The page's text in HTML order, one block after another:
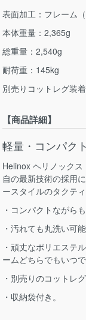
表面加工：フレーム（
本体重量：2,365g
総重量：2,540g
耐荷重：145kg
別売りコットレグ装
【商品詳細】
軽量・コンパク
Helinox ヘリノック
自の最新技術の採用
ースタイルのタクテ
・コンパクトながら
・汚れても丸洗い可能
・頑丈なポリエステ
ームどちらでもいつ
・別売りのコットレ
・収納袋付き。